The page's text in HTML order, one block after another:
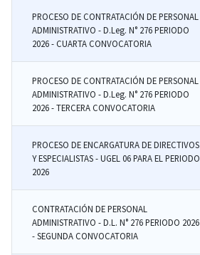
PROCESO DE CONTRATACIÓN DE PERSONAL
ADMINISTRATIVO - D.Leg. N° 276 PERIODO
2026 - CUARTA CONVOCATORIA
PROCESO DE CONTRATACIÓN DE PERSONAL
ADMINISTRATIVO - D.Leg. N° 276 PERIODO
2026 - TERCERA CONVOCATORIA
PROCESO DE ENCARGATURA DE DIRECTIVOS
Y ESPECIALISTAS - UGEL 06 PARA EL PERIODO
2026
CONTRATACIÓN DE PERSONAL
ADMINISTRATIVO - D.L. N° 276 PERIODO 2026
- SEGUNDA CONVOCATORIA